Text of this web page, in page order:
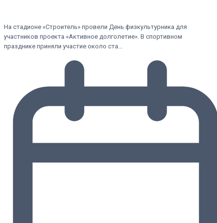
На стадионе «Строитель» провели День физкультурника для
участников проекта «Активное долголетие». В спортивном
празднике приняли участие около ста…